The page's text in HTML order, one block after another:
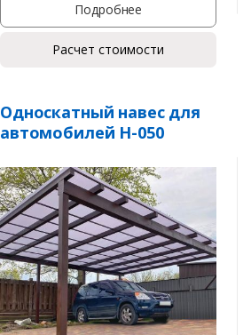
Подробнее
Расчет стоимости
Односкатный навес для
автомобилей Н-050